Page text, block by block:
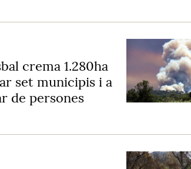
crema 1.280ha
set municipis i a
de persones